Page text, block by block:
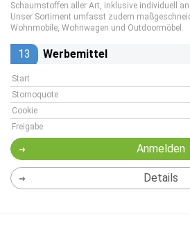
Schaumstoffen aller Art, inklusive individuell
Unser Sortiment umfasst zudem
Wohnmobile, Wohnwagen und Outdoormöbel.
13 Werbemittel
Start
Stornoquote
Cookie
Freigabe
Anmelden
Details